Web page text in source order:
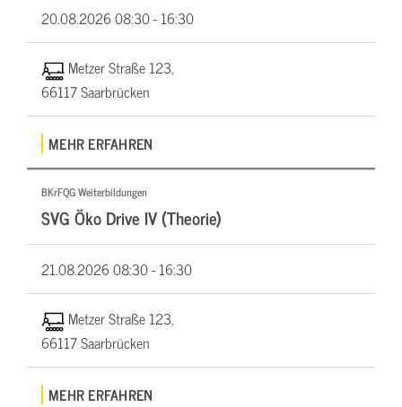
20.08.202608:30 - 16:30
Metzer Straße 123,
66117 Saarbrücken
MEHR ERFAHREN
BKrFQG Weiterbildungen
SVG Öko Drive IV (Theorie)
21.08.202608:30 - 16:30
Metzer Straße 123,
66117 Saarbrücken
MEHR ERFAHREN